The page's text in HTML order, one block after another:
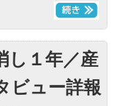
し１年／産
ビュー詳報